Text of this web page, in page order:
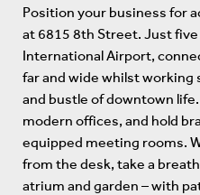
Position your business for
at 6815 8th Street. Just
International Airport,
far and wide whilst working
and bustle of downtown
modern offices, and hold
equipped meeting rooms.
from the desk, take a
atrium and garden – with